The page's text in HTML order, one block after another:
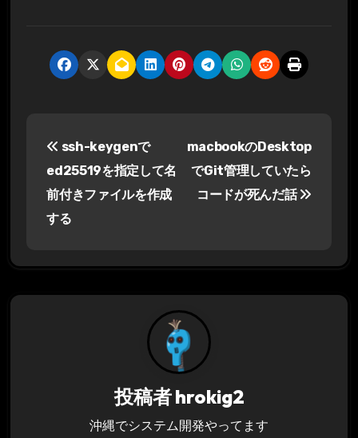
稿
ナ
ビ
ゲ
ー
ssh-keygenで
ed25519を指定して名
前付きファイルを作成
する
macbookのDesktop
でGit管理していたら
コードが死んだ話
投稿者hrokig2
沖縄でシステム開発やってます